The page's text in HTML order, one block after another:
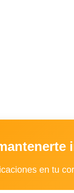
en tu